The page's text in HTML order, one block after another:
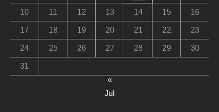
10 11 12 13 14 15 16
17 18 19 20 21 22 23
24 25 26 27 28 29 30
31
«
Jul